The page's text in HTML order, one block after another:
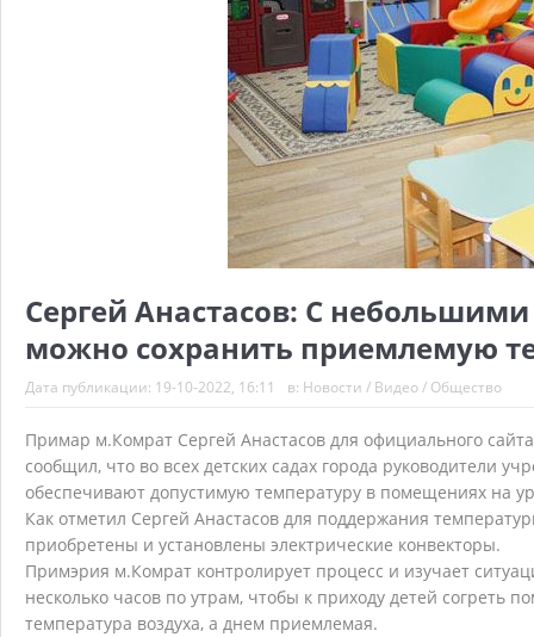
Сергей Анастасов: С
можно сохранить приемлемую
Дата публикации: 19-10-2022, 16:11 в: Новости / Видео/ Общество
Примар м.Комрат Сергей Анастасов для официального
сообщил, что во всех детских садах города руководители
обеспечивают допустимую температуру в помещениях на
Как отметил Сергей Анастасов для поддержания
приобретены и установлены электрические конвекторы.
Примэрия м.Комрат контролирует процесс и изучает
несколько часов по утрам, чтобы к приходу детей
температура воздуха, а днем приемлемая.